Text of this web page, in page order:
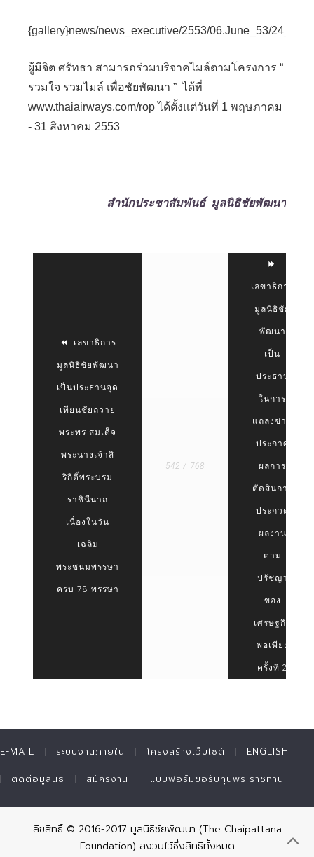
{gallery}news/news_executive/2553/06.June_53/
ผู้มีจิต ศรัทธา สามารถร่วมบริจาคไมล์ตามโครงการ “
รวมใจ รวมไมล์ เพื่อชัยพัฒนา ” ได้ที่
www.thaiairways.com/rop ได้ตั้งแต่วันที่ 1 พฤษภาคม
- 31 สิงหาคม 2553
สำนักประชาสัมพันธ์ มูลนิธิชัยพัฒนา
เลขาธิการ
มูลนิธิชัยพัฒนา
เป็นประธานจุด
เทียนชัยถวาย
พระพร สมเด็จ
พระนางเจ้าสิ
ริกิติ์พระบรม
ราชินีนาถ
เนื่องในวัน
เฉลิม
พระชนมพรรษา
ครบ 78 พรรษา
542 / 768
เลขาธิการ
มูลนิธิชัย
พัฒนา
เป็น
ประธาน
ในการ
แถลงข่าว
ประกาศ
ผลการ
ตัดสินการ
ประกวด
ผลงาน
ตาม
ปรัชญา
ของ
เศรษฐกิจ
พอเพียง
ครั้งที่ 2
E-MAIL ระบบงานภายใน โครงสร้างเว็บไซต์ ENGLISH
ติดต่อมูลนิธิ สมัครงาน แบบฟอร์มขอรับทุนพระราชทาน
ลิขสิทธิ์ © 2016-2017 มูลนิธิชัยพัฒนา (The Chaipattana
Foundation) สงวนไว้ซึ่งสิทธิทั้งหมด